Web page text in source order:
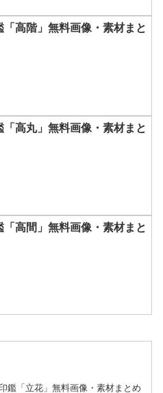
「高階」無料画像・素材まと
「高丸」無料画像・素材まと
「高間」無料画像・素材まと
鑑「立花」無料画像・素材まとめ